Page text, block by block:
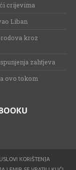
crijevima
Liban
kroz
zahtjeva
ovo tokom
USLOVI KORIŠTENJA